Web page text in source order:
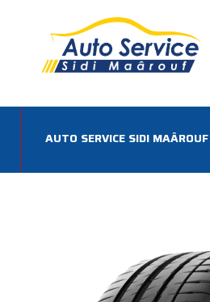
AUTO SERVICE SIDI MAÂROUF